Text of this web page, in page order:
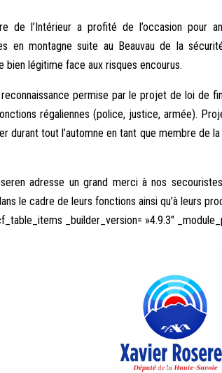
de l’Intérieur a profité de l’occasion pour
en montagne suite au Beauvau de la
bien légitime face aux risques encourus.
permise par le projet de loi de
régaliennes (police, justice, armée).
durant tout l’automne en tant que membre de
adresse un grand merci à nos
le cadre de leurs fonctions ainsi qu’à leurs
_builder_version= »4.9.3″